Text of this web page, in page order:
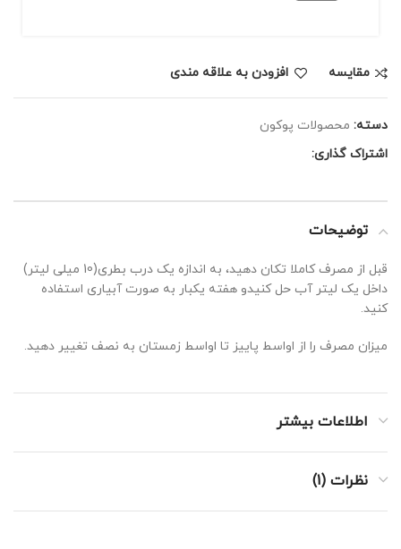
مقايسه افزودن به علاقه مندی
دسته: محصولات پوکون
اشتراک گذاری:
توضیحات
قبل از مصرف کاملا تکان دهید، به اندازه یک درب بطری(10 میلی لیتر)
داخل یک لیتر آب حل کنیدو هفته یکبار به صورت آبیاری استفاده
کنید.
میزان مصرف را از اواسط پاییز تا اواسط زمستان به نصف تغییر دهید.
اطلاعات بیشتر
نظرات (1)